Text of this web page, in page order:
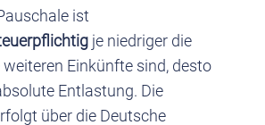
ist
je niedriger die
weiteren Einkünfte sind, desto
Entlastung. Die
über die Deutsche